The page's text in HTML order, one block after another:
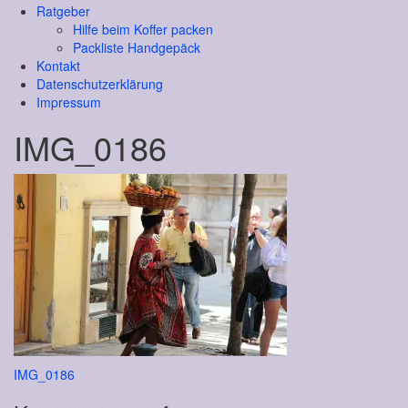
Ratgeber
Hilfe beim Koffer packen
Packliste Handgepäck
Kontakt
Datenschutzerklärung
Impressum
IMG_0186
Beitragsnavigation
IMG_0186